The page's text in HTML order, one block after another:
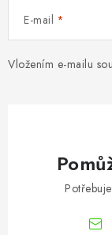
E-mail
Vložením e-mailu